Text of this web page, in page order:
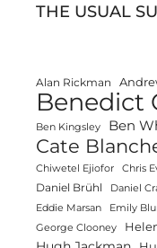
THE USUAL
Alan Rickman
Benedict
Ben Kingsley Ben
Cate
Chiwetel Ejiofor Chris
Daniel Brühl Daniel
Eddie Marsan Emily
George Clooney